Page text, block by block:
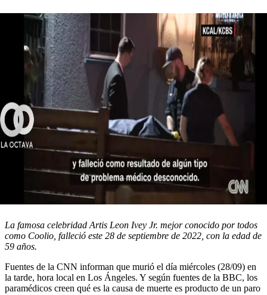
La famosa celebridad Artis Leon Ivey Jr. mejor conocido por todos
como Coolio, falleció este 28 de septiembre de 2022, con la edad de
59 años.
Fuentes de la CNN informan que murió el día miércoles (28/09) en
la tarde, hora local en Los Ángeles. Y según fuentes de la BBC, los
paramédicos creen qué es la causa de muerte es producto de un paro